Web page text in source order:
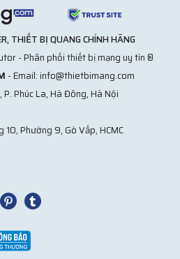
THIẾT BỊ QUANG CHÍNH HÃNG
- Phân phối thiết bị mạng uy tín ®
- Email: info@thietbimang.com
Phúc La, Hà Đông, Hà Nội
Phường 9, Gò Vấp, HCMC